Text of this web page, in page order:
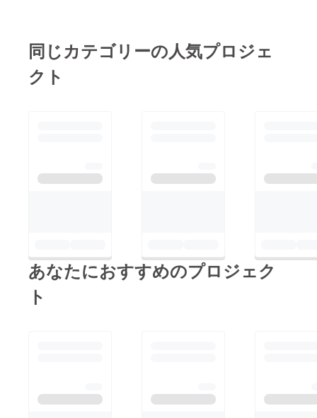
嬉しいです。応援して
くださる方々への感謝
(#^^#)
同じカテゴリーの人気プロジェ
クト
あなたにおすすめのプロジェク
ト